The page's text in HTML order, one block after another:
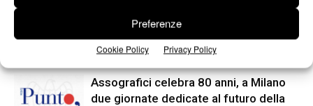
Preferenze
Cookie Policy Privacy Policy
nuovo format Exhibition & Conference
Assografici celebra 80 anni, a Milano
due giornate dedicate al futuro della